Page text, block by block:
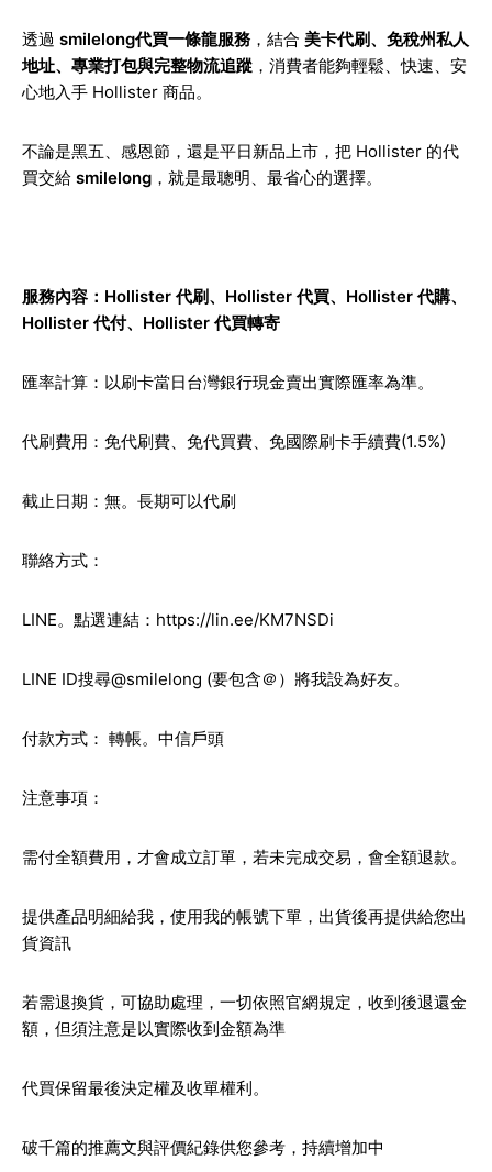
透過 smilelong代買一條龍服務 ，結合 美卡代刷、免稅州私人
地址、專業打包與完整物流追蹤 ，消費者能夠輕鬆、快速、安
心地入手 Hollister 商品。
不論是黑五、感恩節，還是平日新品上市，把 Hollister 的代
買交給 smilelong ，就是最聰明、最省心的選擇。
服務內容：Hollister 代刷、Hollister 代買、Hollister 代購、
Hollister 代付、Hollister 代買轉寄
匯率計算：以刷卡當日台灣銀行現金賣出實際匯率為準。
代刷費用：免代刷費、免代買費、免國際刷卡手續費(1.5%)
截止日期：無。長期可以代刷
聯絡方式：
LINE。點選連結： https://lin.ee/KM7NSDi
LINE ID搜尋@smilelong (要包含＠）將我設為好友。
付款方式： 轉帳。中信戶頭
注意事項：
需付全額費用，才會成立訂單，若未完成交易，會全額退款。
提供產品明細給我，使用我的帳號下單，出貨後再提供給您出
貨資訊
若需退換貨，可協助處理，一切依照官網規定，收到後退還金
額，但須注意是以實際收到金額為準
代買保留最後決定權及收單權利。
破千篇的推薦文與評價紀錄供您參考，持續增加中